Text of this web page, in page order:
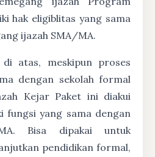
hak eligiblitas yang sama
ijazah SMA/MA.
atas, meskipun proses
dengan sekolah formal
Kejar Paket ini diakui
fungsi yang sama dengan
Bisa dipakai untuk
pendidikan formal,